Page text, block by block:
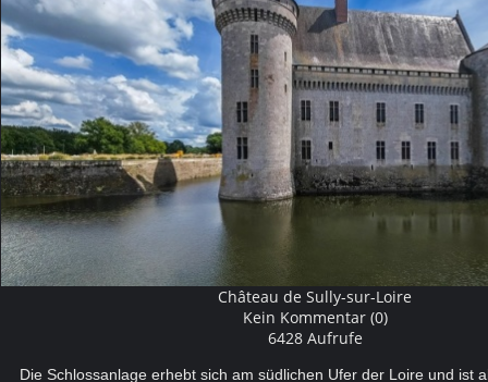
Château de Sully-sur-Loire
Kein Kommentar (0)
6428 Aufrufe
Die Schlossanlage erhebt sich am südlichen Ufer der Loire und ist